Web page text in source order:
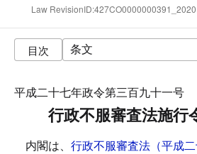
Law
目次
平成二十七年政令第三百九十一号
行政不服審査法施行
内閣は、 行政不服審査法（平成